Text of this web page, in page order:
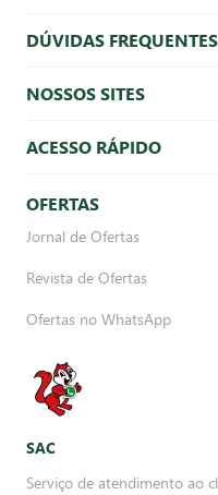
DÚVIDAS FREQUENTES
NOSSOS SITES
ACESSO RÁPIDO
OFERTAS
Jornal de Ofertas
Revista de Ofertas
Ofertas no WhatsApp
SAC
Serviço de atendimento ao